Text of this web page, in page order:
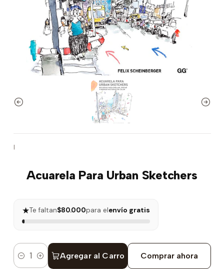
|
Acuarela Para Urban Sketchers
★Te faltan$80.000para elenvío gratis
Cantidad Agregar al Carro Comprar ahora